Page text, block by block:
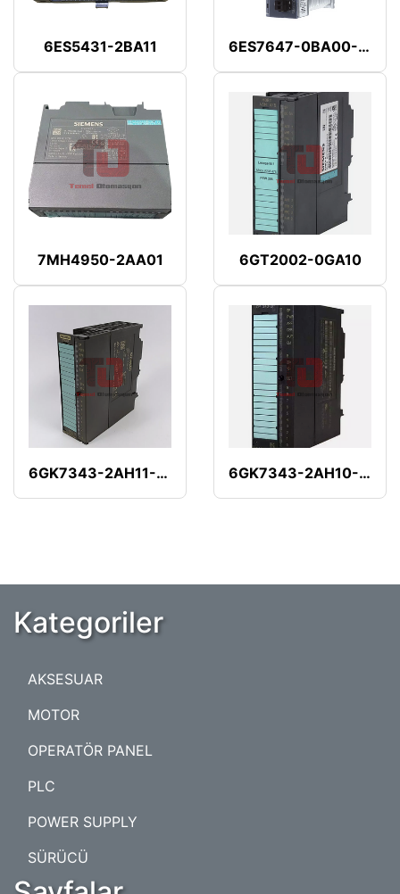
6ES5431-2BA11 6ES7647-0BA00-1YA2
7MH4950-2AA01 6GT2002-0GA10
6GK7343-2AH11-0XA0 6GK7343-2AH10-0XA0
Kategoriler
AKSESUAR
MOTOR
OPERATÖR PANEL
PLC
POWER SUPPLY
SÜRÜCÜ